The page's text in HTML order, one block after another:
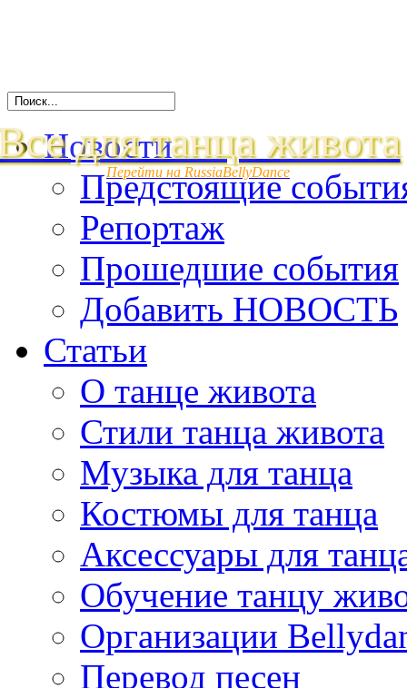
для танца живота
Перейти на RussiaBellyDance
Новости
Предстоящие
Репортаж
Прошедшие события
Добавить НОВОСТЬ
Статьи
О танце живота
Стили танца живота
Музыка для танца
Костюмы для танца
Аксессуары для
Обучение танцу
Организации
Перевод песен